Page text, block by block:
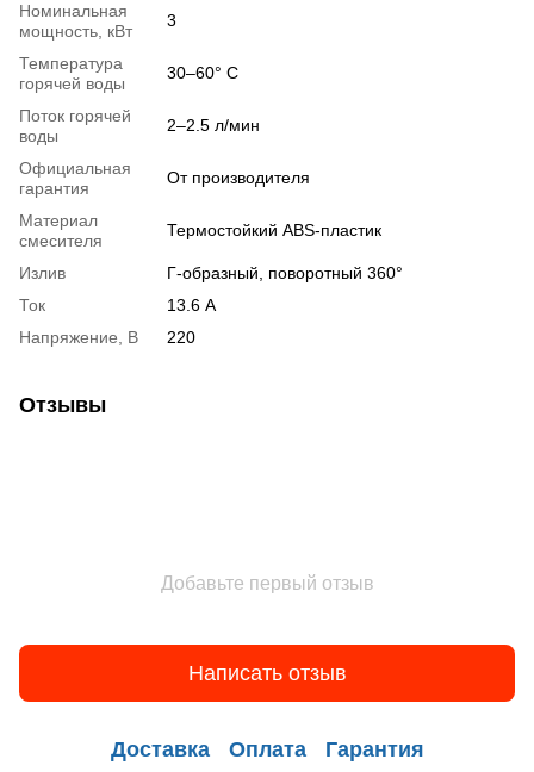
Номинальная
мощность, кВт
3
Температура
горячей воды
30–60° С
Поток горячей
воды
2–2.5 л/мин
Официальная
гарантия
От производителя
Материал
смесителя
Термостойкий ABS-пластик
Излив
Г-образный, поворотный 360°
Ток
13.6 А
Напряжение, В
220
Отзывы
Добавьте первый отзыв
Написать отзыв
Доставка Оплата Гарантия